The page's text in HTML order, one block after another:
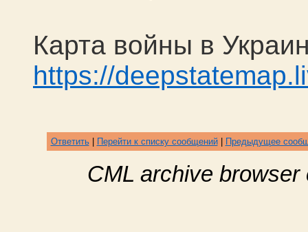
Карта войны в
https://
Ответить| Перейти к списку сообщений| Предыдущее
CML archive